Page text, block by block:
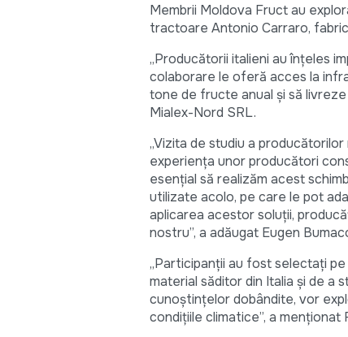
Membrii Moldova Fruct au
tractoare Antonio Carraro,
„Producătorii italieni au înțeles
colaborare le oferă acces la
tone de fructe anual și să
Mialex-Nord SRL.
„Vizita de studiu a
experiența unor producători
esențial să realizăm acest
utilizate acolo, pe care le pot
aplicarea acestor soluții,
nostru”, a adăugat Eugen
„Participanții au fost selectați
material săditor din Italia și de a
cunoștințelor dobândite, vor
condițiile climatice”, a